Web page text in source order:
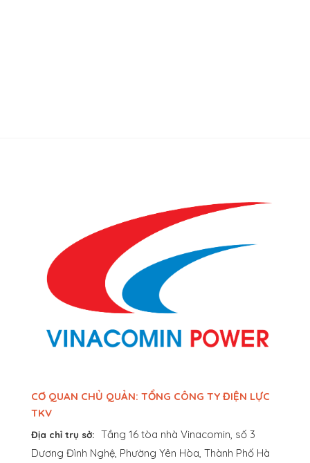
CƠ QUAN CHỦ QUẢN: TỔNG CÔNG TY ĐIỆN LỰC
TKV
Địa chỉ trụ sở: Tầng 16 tòa nhà Vinacomin, số 3
Dương Đình Nghệ, Phường Yên Hòa, Thành Phố Hà